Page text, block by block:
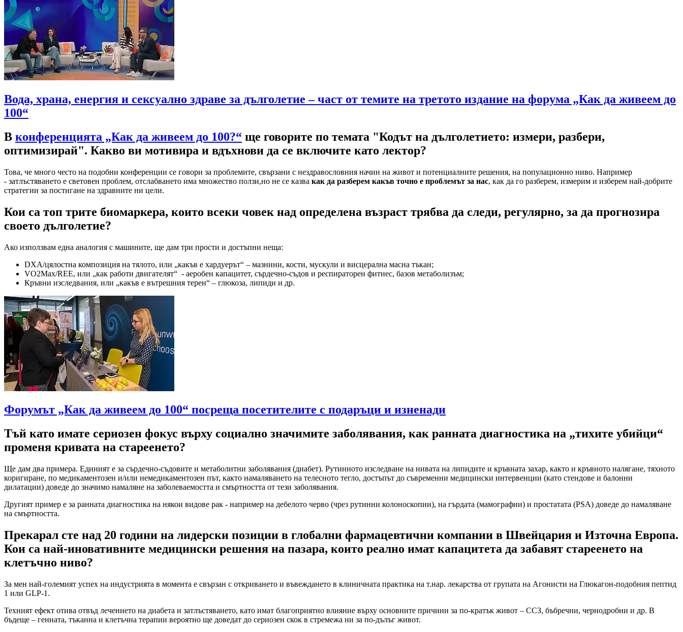
Вода, храна, енергия и сексуално здраве за дълголетие – част от темите на третото издание на форума „Как да живеем до
100“
В конференцията „Как да живеем до 100?“ ще говорите по темата "Кодът на дълголетието: измери, разбери,
оптимизирай". Какво ви мотивира и вдъхнови да се включите като лектор?
Това, че много често на подобни конференции се говори за проблемите, свързани с нездравословния начин на живот и потенциалните решения, на популационно ниво. Например
- затлъстяването е световен проблем, отслабването има множество ползи,но не се казва как да разберем какъв точно е проблемът за нас, как да го разберем, измерим и изберем най-добрите
стратегии за постигане на здравните ни цели.
Кои са топ трите биомаркера, които всеки човек над определена възраст трябва да следи, регулярно, за да прогнозира
своето дълголетие?
Ако използвам една аналогия с машините, ще дам три прости и достъпни неща:
DXA/цялостна композиция на тялото, или „какъв е хардуерът“ – мазнини, кости, мускули и висцерална масна тъкан;
VO2Max/RЕЕ, или „как работи двигателят“ - аеробен капацитет, сърдечно-съдов и респираторен фитнес, базов метаболизъм;
Кръвни изследвания, или „какъв е вътрешния терен“ – глюкоза, липиди и др.
Форумът „Как да живеем до 100“ посреща посетителите с подаръци и изненади
Тъй като имате сериозен фокус върху социално значимите заболявания, как ранната диагностика на „тихите убийци“
променя кривата на стареенето?
Ще дам два примера. Единият е за сърдечно-съдовите и метаболитни заболявания (диабет). Рутинното изследване на нивата на липидите и кръвната захар, както и кръвното налягане, тяхното
коригиране, по медикаментозен и/или немедикаментозен път, както намаляването на телесното тегло, достъпът до съвременни медицински интервенции (като стендове и балонни
дилатации) доведе до значимо намаляне на заболеваемостта и смъртността от тези заболявания.
Другият пример е за ранната диагностика на някои видове рак - например на дебелото черво (чрез рутинни колоноскопии), на гърдата (мамографии) и простатата (PSA) доведе до намаляване
на смъртността.
Прекарал сте над 20 години на лидерски позиции в глобални фармацевтични компании в Швейцария и Източна Европа.
Кои са най-иновативните медицински решения на пазара, които реално имат капацитета да забавят стареенето на
клетъчно ниво?
За мен най-големият успех на индустрията в момента е свързан с откриването и въвеждането в клиничната практика на т.нар. лекарства от групата на Агонисти на Глюкагон-подобния пептид
1 или GLP-1.
Техният ефект отива отвъд лечението на диабета и затлъстяването, като имат благоприятно влияние върху основните причини за по-кратък живот – ССЗ, бъбречни, чернодробни и др. В
бъдеще – генната, тъканна и клетъчна терапии вероятно ще доведат до сериозен скок в стремежа ни за по-дълъг живот.